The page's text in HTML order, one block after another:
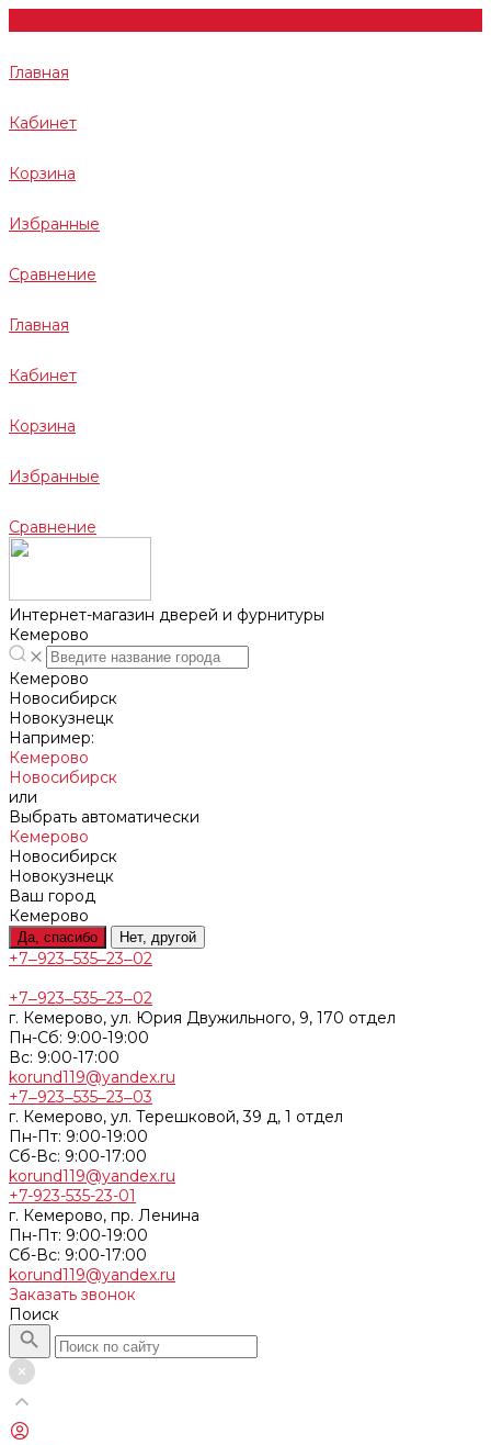
Главная
Кабинет
Корзина
Избранные
Сравнение
Главная
Кабинет
Корзина
Избранные
Сравнение
Интернет-магазин дверей и фурнитуры
Кемерово
Кемерово
Новосибирск
Новокузнецк
Например:
Кемерово
Новосибирск
или
Выбрать автоматически
Кемерово
Новосибирск
Новокузнецк
Ваш город
Кемерово
Да, спасибо Нет, другой
+7‒923‒535‒23‒02
+7‒923‒535‒23‒02
г. Кемерово, ул. Юрия Двужильного, 9, 170 отдел
Пн-Сб: 9:00-19:00
Вс: 9:00-17:00
korund119@yandex.ru
+7‒923‒535‒23‒03
г. Кемерово, ул. Терешковой, 39 д, 1 отдел
Пн-Пт: 9:00-19:00
Cб-Вс: 9:00-17:00
korund119@yandex.ru
+7-923-535-23-01
г. Кемерово, пр. Ленина
Пн-Пт: 9:00-19:00
Cб-Вс: 9:00-17:00
korund119@yandex.ru
Заказать звонок
Поиск